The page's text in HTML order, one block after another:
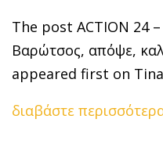
The post ACTION 24
Βαρώτσος, απόψε,
appeared first on
διαβάστε